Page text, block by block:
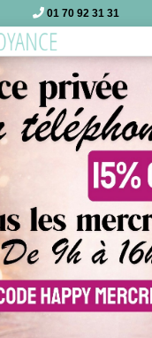
01 70 92 31 31